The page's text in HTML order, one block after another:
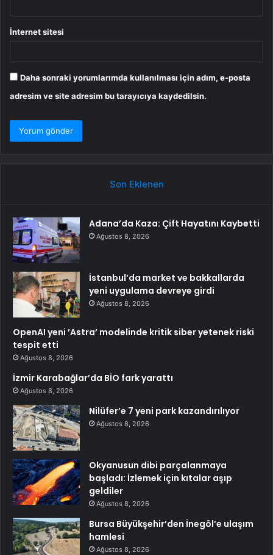
İnternet sitesi
Daha sonraki yorumlarımda kullanılması için adım, e-posta
adresim ve site adresim bu tarayıcıya kaydedilsin.
Son Eklenen
Adana’da Kaza: Çift Hayatını Kaybetti
Ağustos 8, 2026
İstanbul’da market ve bakkallarda
yeni uygulama devreye girdi
Ağustos 8, 2026
OpenAI yeni ’Astra’ modelinde kritik siber yetenek riski
tespit etti
Ağustos 8, 2026
İzmir Karabağlar’da BİO fark yarattı
Ağustos 8, 2026
Nilüfer’e 7 yeni park kazandırılıyor
Ağustos 8, 2026
Okyanusun dibi parçalanmaya
başladı: İzlemek için kıtalar aşıp
geldiler
Ağustos 8, 2026
Bursa Büyükşehir’den İnegöl’e ulaşım
hamlesi
Ağustos 8, 2026